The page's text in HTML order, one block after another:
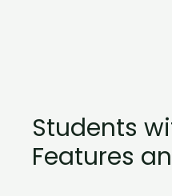
Students
Features